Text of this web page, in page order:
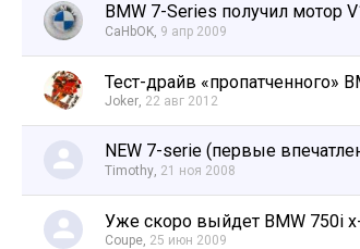
BMW 7-Series получил мотор
CaHbOK, 9 апр 2009
Тест-драйв «пропатченного»
Joker, 22 авг 2012
NEW 7-serie (первые
Timothy, 21 ноя 2008
Уже скоро выйдет BMW 750i
Coupe, 25 июн 2009